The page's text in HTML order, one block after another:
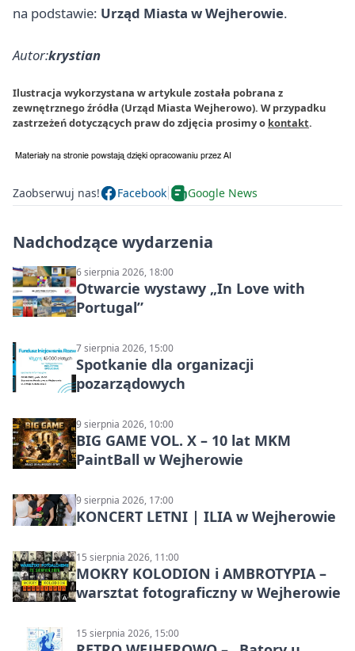
na podstawie: Urząd Miasta w Wejherowie.
Autor:krystian
Ilustracja wykorzystana w artykule została pobrana z
zewnętrznego źródła (Urząd Miasta Wejherowo). W przypadku
zastrzeżeń dotyczących praw do zdjęcia prosimy o kontakt.
Zaobserwuj nas! Facebook Google News
Nadchodzące wydarzenia
6 sierpnia 2026, 18:00
Otwarcie wystawy „In Love with
Portugal”
7 sierpnia 2026, 15:00
Spotkanie dla organizacji
pozarządowych
9 sierpnia 2026, 10:00
BIG GAME VOL. X – 10 lat MKM
PaintBall w Wejherowie
9 sierpnia 2026, 17:00
KONCERT LETNI | ILIA w Wejherowie
15 sierpnia 2026, 11:00
MOKRY KOLODION i AMBROTYPIA –
warsztat fotograficzny w Wejherowie
15 sierpnia 2026, 15:00